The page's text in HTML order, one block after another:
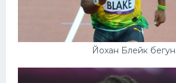
Йохан Блейк бегун